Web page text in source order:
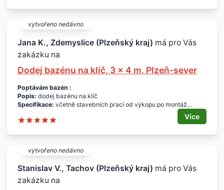
obdélník
Materiál:plast, laminát
Rozměry:
cca 6 x 3 x 1,5 m (d x š x h)
Termín:březen - duben 2015 (podle počasí)
Lokalita:Brandýs nad Labem - Stará Boleslav
Platnost poptávky:1 měsíc.
Děkuji za nabídky.
vytvořeno nedávno
Jana K., Zdemyslice (Plzeňský kraj) má pro Vás
zakázku na
Dodej bazénu na klíč, 3 x 4 m, Plzeň-sever
Poptávám bazén :
Popis: dodej bazénu na klíč
Specifikace: včetně stavebních prací od výkopu po montáž
Tvar:obdélník
Hloubka: 1,2 - 1,5 m
Materiál:plast
Doprava:
ano
Montáž:ano
Lokalita:Plzeň-sever
Více
vytvořeno nedávno
Stanislav V., Tachov (Plzeňský kraj) má pro Vás
zakázku na